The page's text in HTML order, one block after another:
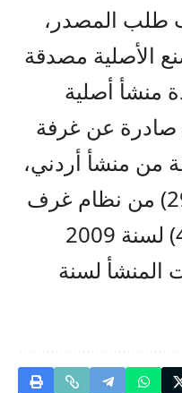
طلب المصدر،
الأصلية مصدقة
منشأ أصلية
عن غرفة
من منشأ أردني،
استنادا لأحكام المادة (29) من نظام غرف
التجارة الأردنية رقم (45) لسنة 2009
المنشأ لسنة